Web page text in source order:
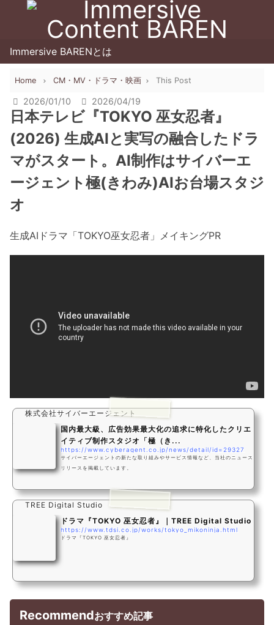
Immersive BARENとは
Home CM・MV・ドラマ・映画 This Post
2026/01/10 2026/04/19
日本テレビ『TOKYO 巫女忍者』
(2026) 生成AIと実写の融合したドラ
マがスタート。AI制作はサイバーエ
ージェント極(きわみ)AIお台場スタジ
オ
生成AIドラマ「TOKYO巫女忍者」メイキングPR
株式会社サイバーエージェント
国内最大級、広告効果最大化の追求に特化したクリエ
イティブ制作スタジオ「極（き...
https://www.cyberagent.co.jp/news/detail/id=29327
サイバーエージェントの新たな取り組みやサービス情報など、当社のニュース
リリースを掲載しています。
TREE Digital Studio
ドラマ『TOKYO 巫女忍者』｜TREE Digital Studio
https://www.tdsi.co.jp/works/tokyo_mikoninja.html
ドラマ『TOKYO 巫女忍者』
Recommendおすすめ記事